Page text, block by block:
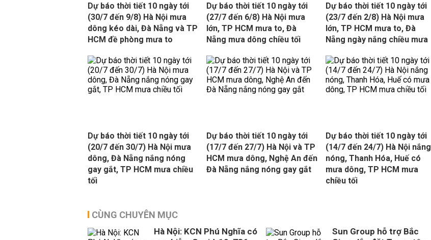
Dự báo thời tiết 10 ngày tới
(30/7 đến 9/8) Hà Nội mưa
dông kéo dài, Đà Nẵng và TP
HCM đề phòng mưa to
Dự báo thời tiết 10 ngày tới
(27/7 đến 6/8) Hà Nội mưa
lớn, TP HCM mưa to, Đà
Nẵng mưa dông chiều tối
Dự báo thời tiết 10 ngày tới
(23/7 đến 2/8) Hà Nội mưa
lớn, TP HCM mưa to, Đà
Nẵng ngày nắng chiều mưa
Dự báo thời tiết 10 ngày tới
(20/7 đến 30/7) Hà Nội mưa
dông, Đà Nẵng nắng nóng
gay gắt, TP HCM mưa chiều
tối
Dự báo thời tiết 10 ngày tới
(17/7 đến 27/7) Hà Nội và TP
HCM mưa dông, Nghệ An đến
Đà Nẵng nắng nóng gay gắt
Dự báo thời tiết 10 ngày tới
(14/7 đến 24/7) Hà Nội nắng
nóng, Thanh Hóa, Huế có
mưa dông, TP HCM mưa
chiều tối
CÙNG CHUYÊN MỤC
Hà Nội: KCN Phú Nghĩa có
Sun Group hỗ trợ Bắc